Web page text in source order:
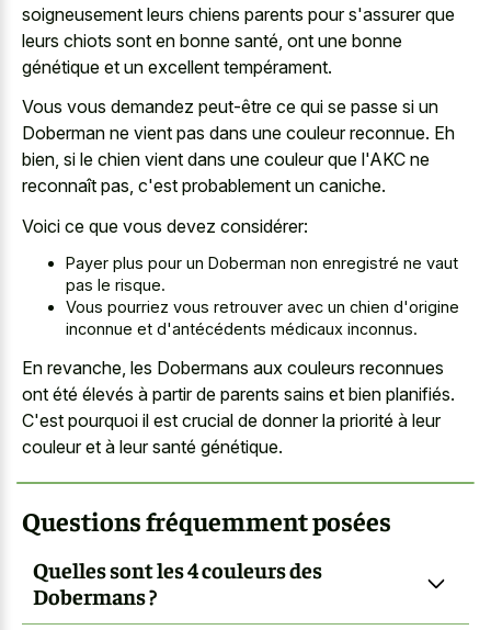
soigneusement leurs chiens parents pour s'assurer que
leurs chiots sont en bonne santé, ont une bonne
génétique et un excellent tempérament.
Vous vous demandez peut-être ce qui se passe si un
Doberman ne vient pas dans une couleur reconnue. Eh
bien, si le chien vient dans une couleur que l'AKC ne
reconnaît pas, c'est probablement un caniche.
Voici ce que vous devez considérer:
Payer plus pour un Doberman non enregistré ne vaut
pas le risque.
Vous pourriez vous retrouver avec un chien d'origine
inconnue et d'antécédents médicaux inconnus.
En revanche, les Dobermans aux couleurs reconnues
ont été élevés à partir de parents sains et bien planifiés.
C'est pourquoi il est crucial de donner la priorité à leur
couleur et à leur santé génétique.
Questions fréquemment posées
Quelles sont les 4 couleurs des
Dobermans ?